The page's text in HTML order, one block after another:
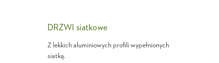
DRZWI siatkowe
Z lekkich aluminiowych profili wypełnionych
siatką.